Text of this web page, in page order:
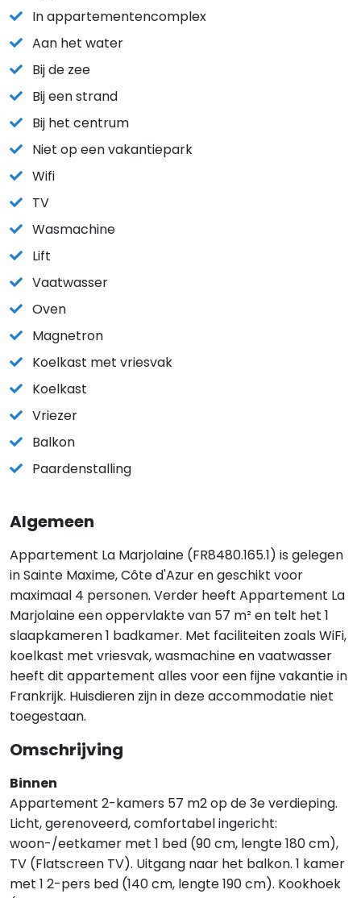
In appartementencomplex
Aan het water
Bij de zee
Bij een strand
Bij het centrum
Niet op een vakantiepark
Wifi
TV
Wasmachine
Lift
Vaatwasser
Oven
Magnetron
Koelkast met vriesvak
Koelkast
Vriezer
Balkon
Paardenstalling
Algemeen
Appartement La Marjolaine (FR8480.165.1) is gelegen
in Sainte Maxime, Côte d'Azur en geschikt voor
maximaal 4 personen. Verder heeft Appartement La
Marjolaine een oppervlakte van 57 m² en telt het 1
slaapkameren 1 badkamer. Met faciliteiten zoals WiFi,
koelkast met vriesvak, wasmachine en vaatwasser
heeft dit appartement alles voor een fijne vakantie in
Frankrijk. Huisdieren zijn in deze accommodatie niet
toegestaan.
Omschrijving
Binnen
Appartement 2-kamers 57 m2 op de 3e verdieping.
Licht, gerenoveerd, comfortabel ingericht:
woon-/eetkamer met 1 bed (90 cm, lengte 180 cm),
TV (Flatscreen TV). Uitgang naar het balkon. 1 kamer
met 1 2-pers bed (140 cm, lengte 190 cm). Kookhoek